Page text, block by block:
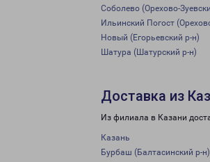
Соболево (Орехово-
Ильинский Погост
Новый (Егорьевский р-н)
Шатура (Шатурский р-н)
Доставка из
Из филиала в Казани
Казань
Бурбаш (Балтасинский р-н)